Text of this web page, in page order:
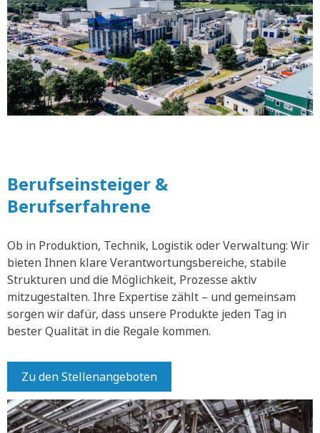
Berufseinsteiger &
Berufserfahrene
Ob in Produktion, Technik, Logistik oder Verwaltung: Wir
bieten Ihnen klare Verantwortungsbereiche, stabile
Strukturen und die Möglichkeit, Prozesse aktiv
mitzugestalten. Ihre Expertise zählt – und gemeinsam
sorgen wir dafür, dass unsere Produkte jeden Tag in
bester Qualität in die Regale kommen.
Zu den Stellenangeboten